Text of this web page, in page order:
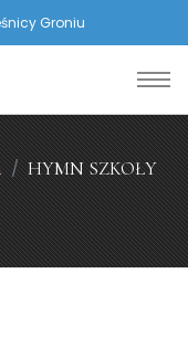
Groniu
HYMN SZKOŁY